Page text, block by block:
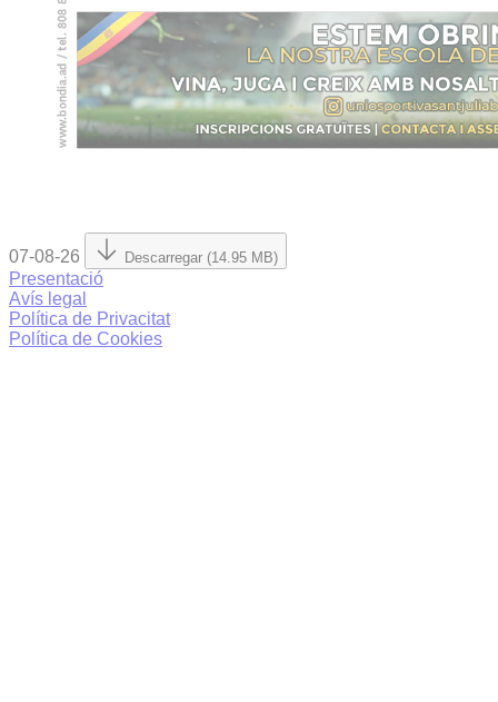
07-08-26 Descarregar (14.95 MB)
Presentació
Avís legal
Política de Privacitat
Política de Cookies